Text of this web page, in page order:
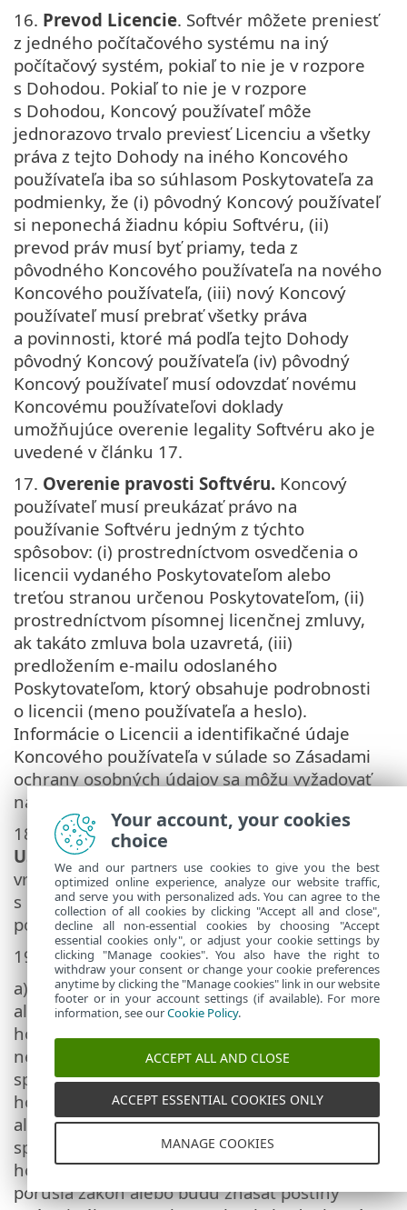
16. Prevod Licencie. Softvér môžete preniesť
z jedného počítačového systému na iný
počítačový systém, pokiaľ to nie je v rozpore
s Dohodou. Pokiaľ to nie je v rozpore
s Dohodou, Koncový používateľ môže
jednorazovo trvalo previesť Licenciu a všetky
práva z tejto Dohody na iného Koncového
používateľa iba so súhlasom Poskytovateľa za
podmienky, že (i) pôvodný Koncový používateľ
si neponechá žiadnu kópiu Softvéru, (ii)
prevod práv musí byť priamy, teda z
pôvodného Koncového používateľa na nového
Koncového používateľa, (iii) nový Koncový
používateľ musí prebrať všetky práva
a povinnosti, ktoré má podľa tejto Dohody
pôvodný Koncový používateľa (iv) pôvodný
Koncový používateľ musí odovzdať novému
Koncovému používateľovi doklady
umožňujúce overenie legality Softvéru ako je
uvedené v článku 17.
17. Overenie pravosti Softvéru. Koncový
používateľ musí preukázať právo na
používanie Softvéru jedným z týchto
spôsobov: (i) prostredníctvom osvedčenia o
licencii vydaného Poskytovateľom alebo
treťou stranou určenou Poskytovateľom, (ii)
prostredníctvom písomnej licenčnej zmluvy,
ak takáto zmluva bola uzavretá, (iii)
predložením e-mailu odoslaného
Poskytovateľom, ktorý obsahuje podrobnosti
o licencii (meno používateľa a heslo).
Informácie o Licencii a identifikačné údaje
Koncového používateľa v súlade so Zásadami
ochrany osobných údajov sa môžu vyžadovať
na účely overenia pravosti Softvéru.
18.
Licencovanie pre štátne orgány a vládu
USA
. Softvér sa poskytuje štátnym orgánom
vrátane vlády Spojených štátov amerických
s licenčnými právami a obmedzeniami
popísanými v tejto Dohode.
19.
Súlad s kontrolou obchodu .
a) Zaväzujete sa, že Softvér nebudete priamo
alebo nepriamo vyvážať, opätovne vyvážať ani
ho inak nesprístupníte žiadnej osobe, ani ho
nepoužijete akýmkoľvek spôsobom, ktorý by
spôsobil, že spoločnosť ESET alebo jej
holdingové spoločnosti, dcérske spoločnosti
alebo dcérske spoločnosti jej holdingových
spoločností spolu s osobami ovládanými jej
holdingovými spoločnosťami („Pobočky“)
porušia zákon alebo budú znášať postihy
Your account, your cookies
choice
We and our partners use cookies to give you the best
optimized online experience, analyze our website traffic,
and serve you with personalized ads. You can agree to the
collection of all cookies by clicking "Accept all and close",
decline all non-essential cookies by choosing "Accept
essential cookies only", or adjust your cookie settings by
clicking "Manage cookies". You also have the right to
withdraw your consent or change your cookie preferences
anytime by clicking the "Manage cookies" link in our website
footer or in your account settings (if available). For more
information, see ourCookie Policy.
ACCEPT ALL AND CLOSE
ACCEPT ESSENTIAL COOKIES ONLY
MANAGE COOKIES